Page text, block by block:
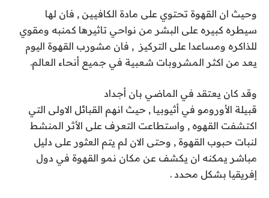
وحيث ان القهوة تحتوي على مادة الكافيين , فان لها
سيطره كبيره على البشر من نواحي تاثيرها كمنبه ومقوي
للذاكره ومساعدا على التركيز , فان مشورب القهوة اليوم
يعد من اكثر المشروبات شعبية في جميع أنحاء العالم.
وقد كان يعتقد في الماضي بان أجداد
قبيلة الأورومو في أثيوبيا , حيث انهم القبائل الاولى التي
اكتشفت القهوه , واستطاعت التعرف على الأثر المنشط
لنبات حبوب القهوة , وحتى الان لم يتم العثور على دليل
مباشر يمكنه ان يكشف عن مكان نمو القهوة في دول
إفريقيا بشكل محدد .